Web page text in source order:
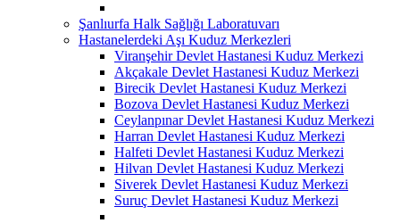
Şanlıurfa Halk Sağlığı Laboratuvarı
Hastanelerdeki Aşı Kuduz Merkezleri
Viranşehir Devlet Hastanesi Kuduz Merkezi
Akçakale Devlet Hastanesi Kuduz Merkezi
Birecik Devlet Hastanesi Kuduz Merkezi
Bozova Devlet Hastanesi Kuduz Merkezi
Ceylanpınar Devlet Hastanesi Kuduz Merkezi
Harran Devlet Hastanesi Kuduz Merkezi
Halfeti Devlet Hastanesi Kuduz Merkezi
Hilvan Devlet Hastanesi Kuduz Merkezi
Siverek Devlet Hastanesi Kuduz Merkezi
Suruç Devlet Hastanesi Kuduz Merkezi